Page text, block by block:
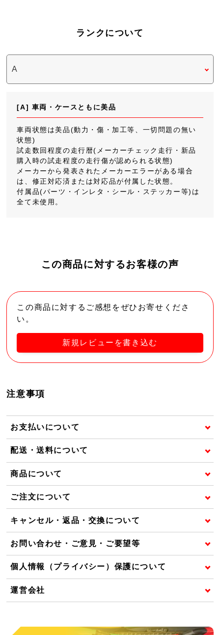
ランクについて
[A] 車両・ケースともに美品
車両状態は美品(動力・傷・加工等、一切問題の無い
状態)
試走数回程度の走行暦(メーカーチェック走行・新品
購入時の試走程度の走行傷が認められる状態)
メーカーから発表されたメーカーエラーがある場合
は、修正対応済または対応品が付属した状態。
付属品(パーツ・インレタ・シール・ステッカー等)は
全て未使用。
この商品に対するお客様の声
この商品に対するご感想をぜひお寄せくださ
い。
新規レビューを書き込む
注意事項
お支払いについて
配送・送料について
商品について
ご注文について
キャンセル・返品・交換について
お問い合わせ・ご意見・ご要望等
個人情報（プライバシー）保護について
運営会社